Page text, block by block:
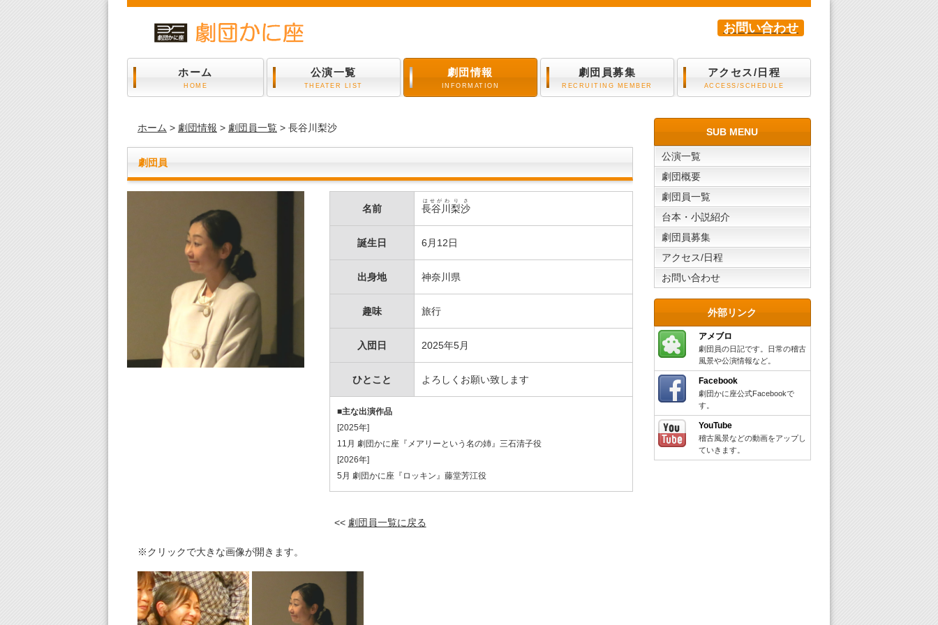
お問い合わせ
ホーム
HOME
公演一覧
THEATER LIST
劇団情報
INFORMATION
劇団員募集
RECRUITING MEMBER
アクセス/日程
ACCESS/SCHEDULE
ホーム > 劇団情報 > 劇団員一覧 > 長谷川梨沙
劇団員
名前 長谷川
はせがわ
梨沙
りさ
誕生日 6月12日
出身地 神奈川県
趣味 旅行
入団日 2025年5月
ひとこと よろしくお願い致します
■主な出演作品
[2025年]
11月 劇団かに座『メアリーという名の姉』三石清子役
[2026年]
5月 劇団かに座『ロッキン』藤堂芳江役
<< 劇団員一覧に戻る
※クリックで大きな画像が開きます。
SUB MENU
公演一覧
劇団概要
劇団員一覧
台本・小説紹介
劇団員募集
アクセス/日程
お問い合わせ
外部リンク
アメブロ
劇団員の日記です。日常の稽古
風景や公演情報など。
Facebook
劇団かに座公式Facebookで
す。
YouTube
稽古風景などの動画をアップし
ていきます。